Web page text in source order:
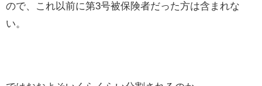
ので、これ以前に第3号被保険者だった方は含まれな
い。